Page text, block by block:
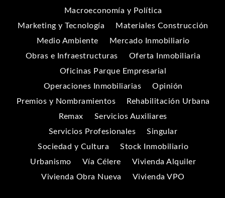
Macroeconomía y Política
Marketing y Tecnología
Materiales Construcción
Medio Ambiente
Mercado Inmobiliario
Obras e Infraestructuras
Oferta Inmobiliaria
Oficinas Parque Empresarial
Operaciones Inmobiliarias
Opinión
Premios y Nombramientos
Rehabilitación Urbana
Remax
Servicios Auxiliares
Servicios Profesionales
Singular
Sociedad y Cultura
Stock Inmobiliario
Urbanismo
Vía Célere
Vivienda Alquiler
Vivienda Obra Nueva
Vivienda VPO